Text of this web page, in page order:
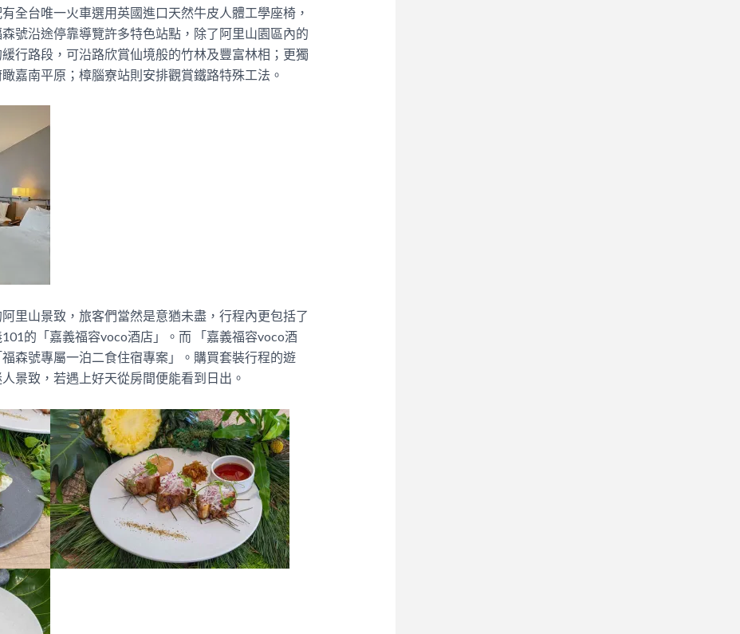
全台唯一火車選用英國進口天然牛皮人體工學座椅，
號沿途停靠導覽許多特色站點，除了阿里山園區內的
行路段，可沿路欣賞仙境般的竹林及豐富林相；更獨
嘉南平原；樟腦寮站則安排觀賞鐵路特殊工法。
里山景致，旅客們當然是意猶未盡，行程內更包括了
的「嘉義福容voco酒店」。而 「嘉義福容voco酒
森號專屬一泊二食住宿專案」。購買套裝行程的遊
景致，若遇上好天從房間便能看到日出。